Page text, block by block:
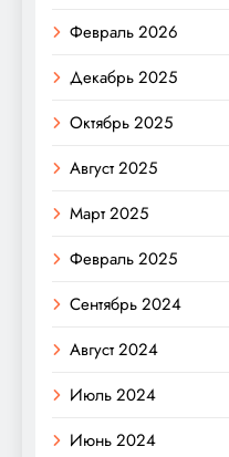
Февраль 2026
Декабрь 2025
Октябрь 2025
Август 2025
Март 2025
Февраль 2025
Сентябрь 2024
Август 2024
Июль 2024
Июнь 2024